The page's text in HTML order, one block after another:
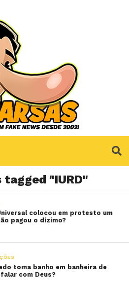
"IURD"
colocou em protesto um
pagou o dízimo?
toma banho em banheira de
com Deus?